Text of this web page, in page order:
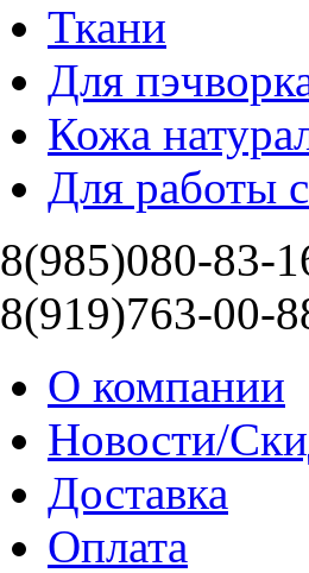
Ткани
Для
Кожа
Для работы
8(985)080-83-
8(919)763-00-
О компании
Новости/
Доставка
Оплата